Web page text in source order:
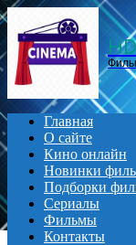
Menu
Главная
О сайте
Кино онлайн
Новинки
Подборки
Сериалы
Фильмы
Контакты